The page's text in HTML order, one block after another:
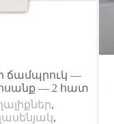
ճամպրուկ —
— 2 հատ
,
,